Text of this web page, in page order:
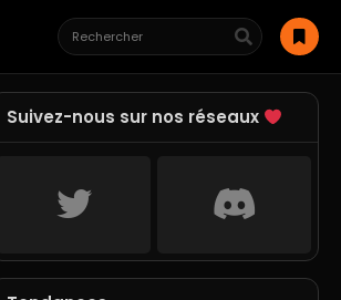
Suivez-nous sur nos réseaux